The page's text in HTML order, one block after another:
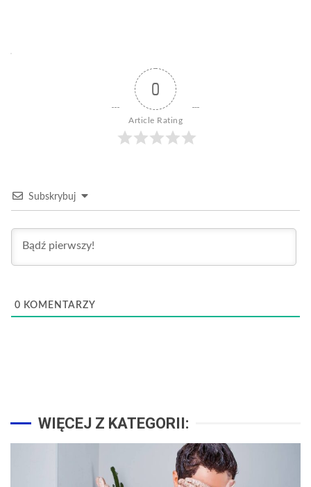
0
Article Rating
Subskrybuj
0 KOMENTARZY
WIĘCEJ Z KATEGORII: